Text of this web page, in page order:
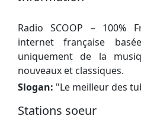
Radio SCOOP – 100%
internet française
uniquement de la
nouveaux et classiques.
Slogan: "Le meilleur des
Stations soeur